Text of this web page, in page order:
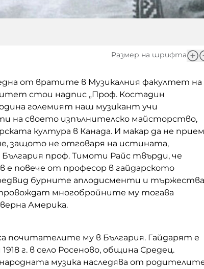
Размер на шрифта
от вратите в Музикалния факултет на
стои надпис „Проф. Костадин
големият наш музикант учи
на своето изпълнителско майсторство,
култура в Канада. И макар да не
защото не отговаря на истината,
проф. Тимоти Райс твърди, че
е повече от професор в гайдарското
бурните аплодисменти и
многобройните му тогава
Америка.
почитателите му в България. Гайдарят е
г. в село Росеново, община Средец.
музика наследява от